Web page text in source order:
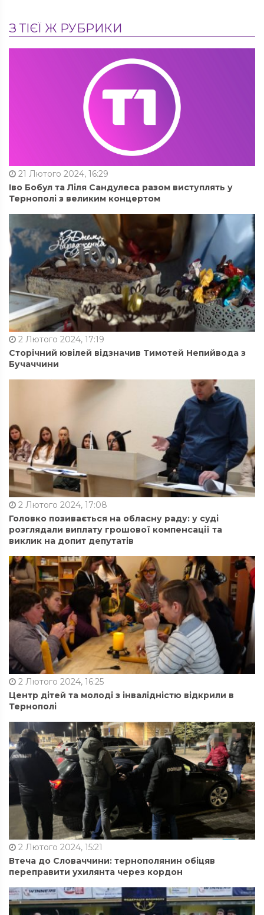
З ТІЄЇ Ж РУБРИКИ
21 Лютого 2024, 16:29
Іво Бобул та Ліля Сандулеса разом виступлять у
Тернополі з великим концертом
2 Лютого 2024, 17:19
Сторічний ювілей відзначив Тимотей Непийвода з
Бучаччини
2 Лютого 2024, 17:08
Головко позивається на обласну раду: у суді
розглядали виплату грошової компенсації та
виклик на допит депутатів
2 Лютого 2024, 16:25
Центр дітей та молоді з інвалідністю відкрили в
Тернополі
2 Лютого 2024, 15:21
Втеча до Словаччини: тернополянин обіцяв
переправити ухилянта через кордон